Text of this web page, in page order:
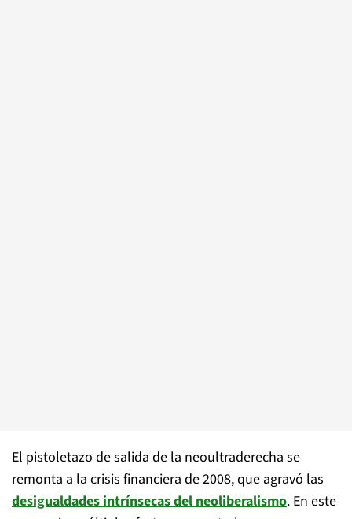
El pistoletazo de salida de la neoultraderecha se
remonta a la crisis financiera de 2008, que agravó las
desigualdades intrínsecas del neoliberalismo. En este